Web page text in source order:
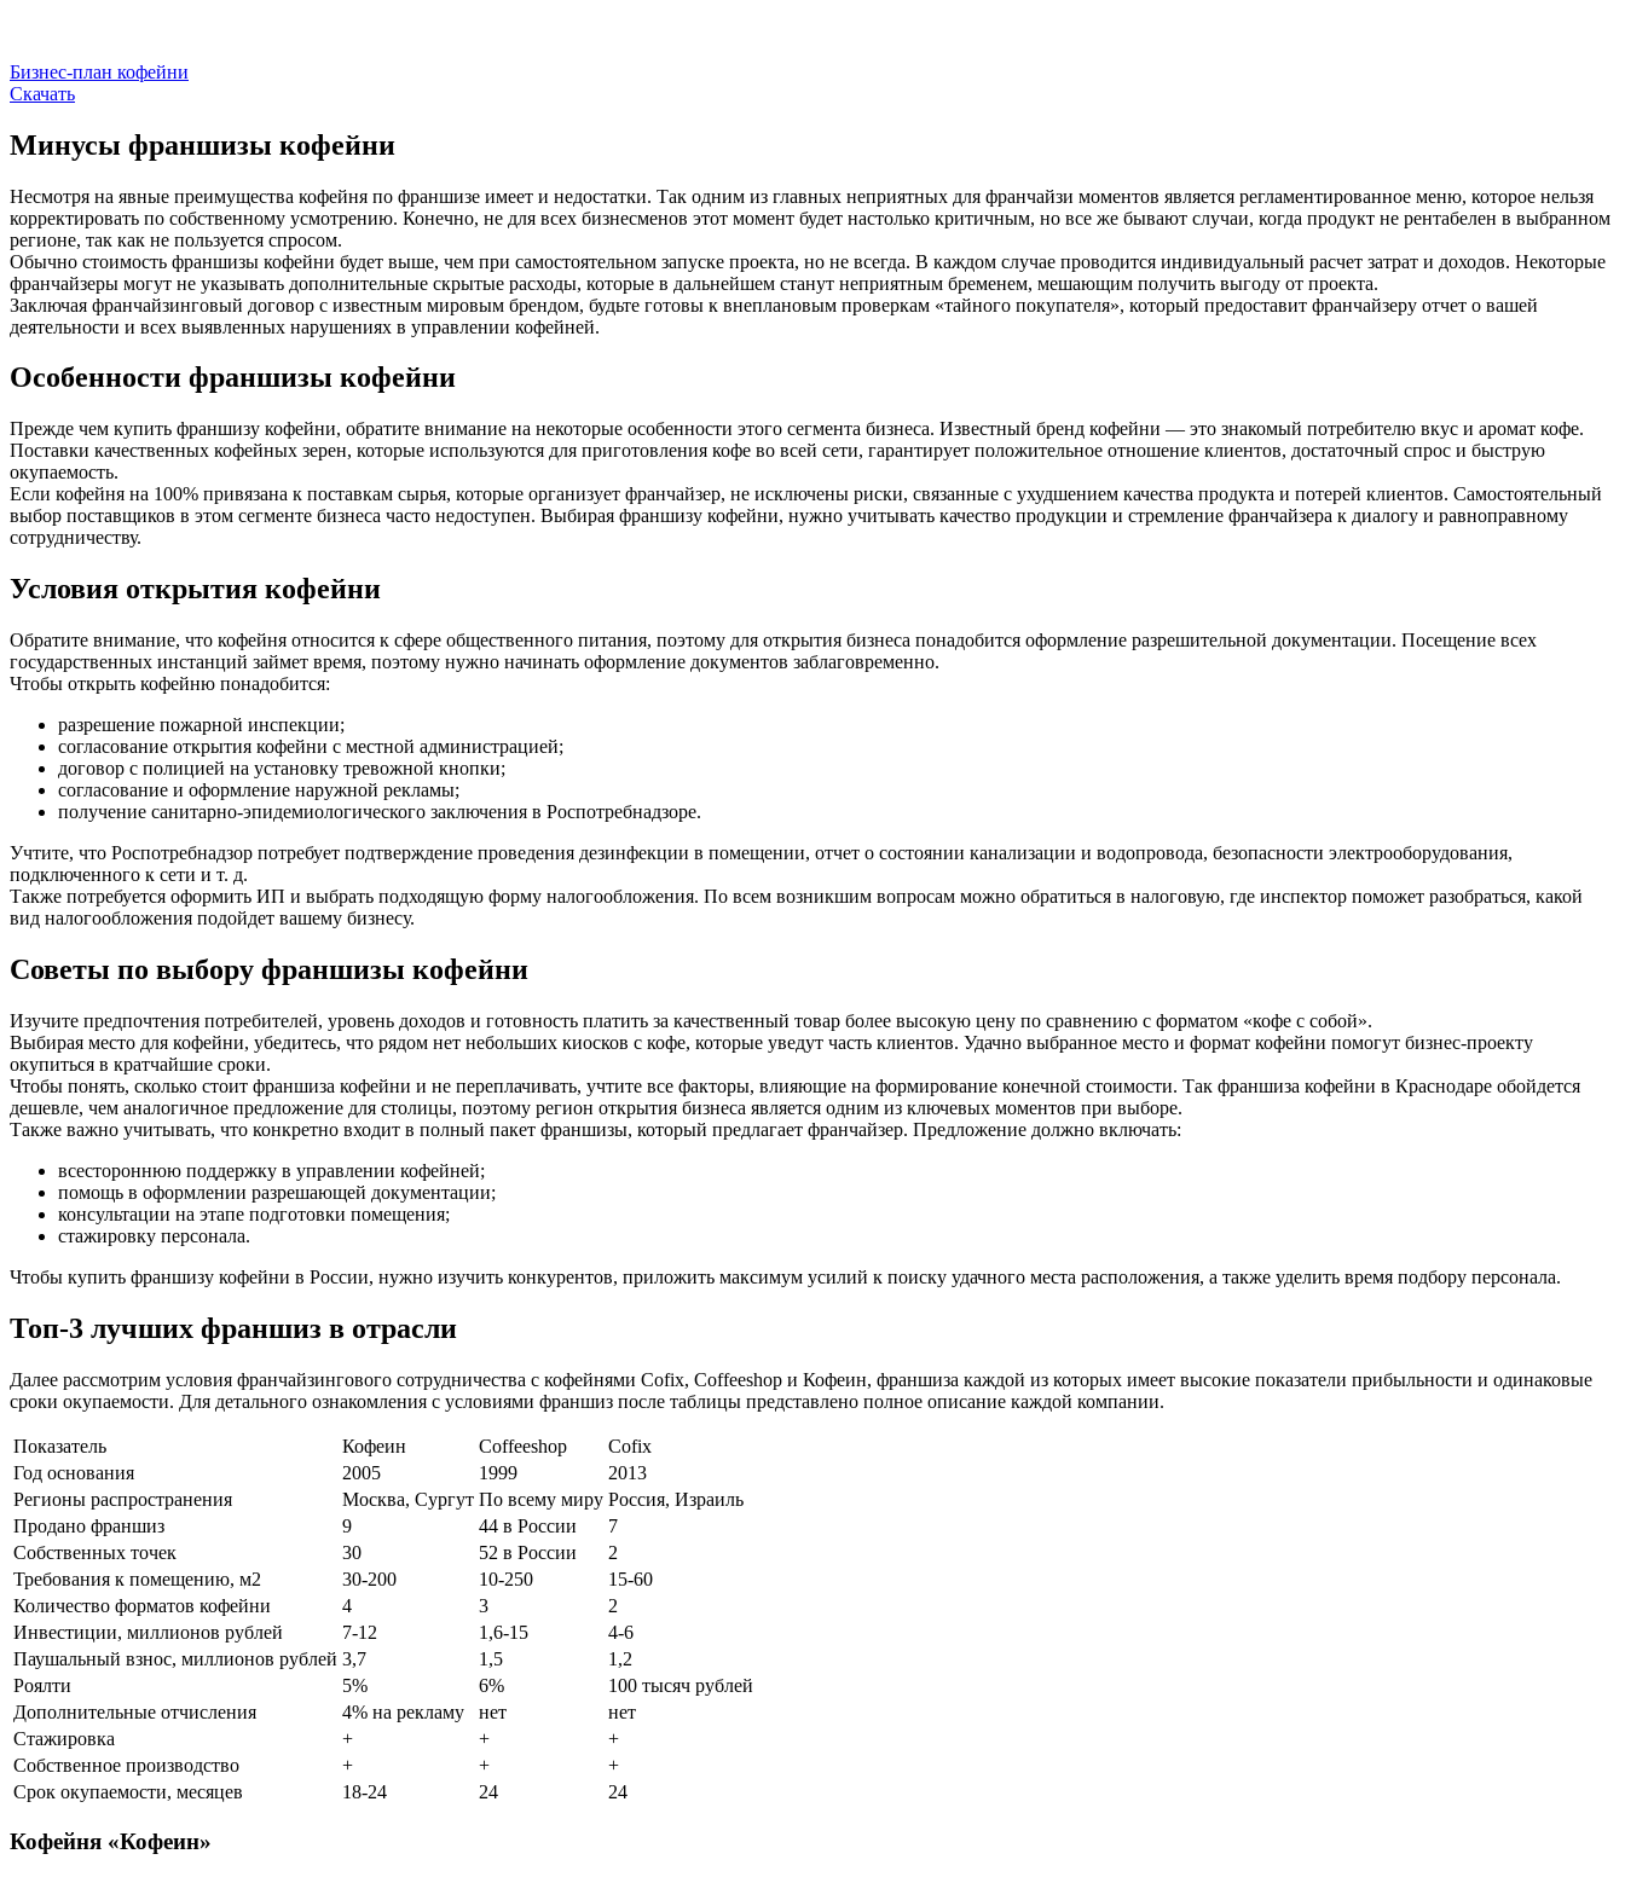
Бизнес-план кофейни
Скачать
Минусы франшизы кофейни
Несмотря на явные преимущества кофейня по франшизе имеет и недостатки. Так одним из главных неприятных для франчайзи моментов является регламентированное меню, которое нельзя
корректировать по собственному усмотрению. Конечно, не для всех бизнесменов этот момент будет настолько критичным, но все же бывают случаи, когда продукт не рентабелен в выбранном
регионе, так как не пользуется спросом.
Обычно стоимость франшизы кофейни будет выше, чем при самостоятельном запуске проекта, но не всегда. В каждом случае проводится индивидуальный расчет затрат и доходов. Некоторые
франчайзеры могут не указывать дополнительные скрытые расходы, которые в дальнейшем станут неприятным бременем, мешающим получить выгоду от проекта.
Заключая франчайзинговый договор с известным мировым брендом, будьте готовы к внеплановым проверкам «тайного покупателя», который предоставит франчайзеру отчет о вашей
деятельности и всех выявленных нарушениях в управлении кофейней.
Особенности франшизы кофейни
Прежде чем купить франшизу кофейни, обратите внимание на некоторые особенности этого сегмента бизнеса. Известный бренд кофейни — это знакомый потребителю вкус и аромат кофе.
Поставки качественных кофейных зерен, которые используются для приготовления кофе во всей сети, гарантирует положительное отношение клиентов, достаточный спрос и быструю
окупаемость.
Если кофейня на 100% привязана к поставкам сырья, которые организует франчайзер, не исключены риски, связанные с ухудшением качества продукта и потерей клиентов. Самостоятельный
выбор поставщиков в этом сегменте бизнеса часто недоступен. Выбирая франшизу кофейни, нужно учитывать качество продукции и стремление франчайзера к диалогу и равноправному
сотрудничеству.
Условия открытия кофейни
Обратите внимание, что кофейня относится к сфере общественного питания, поэтому для открытия бизнеса понадобится оформление разрешительной документации. Посещение всех
государственных инстанций займет время, поэтому нужно начинать оформление документов заблаговременно.
Чтобы открыть кофейню понадобится:
разрешение пожарной инспекции;
согласование открытия кофейни с местной администрацией;
договор с полицией на установку тревожной кнопки;
согласование и оформление наружной рекламы;
получение санитарно-эпидемиологического заключения в Роспотребнадзоре.
Учтите, что Роспотребнадзор потребует подтверждение проведения дезинфекции в помещении, отчет о состоянии канализации и водопровода, безопасности электрооборудования,
подключенного к сети и т. д.
Также потребуется оформить ИП и выбрать подходящую форму налогообложения. По всем возникшим вопросам можно обратиться в налоговую, где инспектор поможет разобраться, какой
вид налогообложения подойдет вашему бизнесу.
Советы по выбору франшизы кофейни
Изучите предпочтения потребителей, уровень доходов и готовность платить за качественный товар более высокую цену по сравнению с форматом «кофе с собой».
Выбирая место для кофейни, убедитесь, что рядом нет небольших киосков с кофе, которые уведут часть клиентов. Удачно выбранное место и формат кофейни помогут бизнес-проекту
окупиться в кратчайшие сроки.
Чтобы понять, сколько стоит франшиза кофейни и не переплачивать, учтите все факторы, влияющие на формирование конечной стоимости. Так франшиза кофейни в Краснодаре обойдется
дешевле, чем аналогичное предложение для столицы, поэтому регион открытия бизнеса является одним из ключевых моментов при выборе.
Также важно учитывать, что конкретно входит в полный пакет франшизы, который предлагает франчайзер. Предложение должно включать:
всестороннюю поддержку в управлении кофейней;
помощь в оформлении разрешающей документации;
консультации на этапе подготовки помещения;
стажировку персонала.
Чтобы купить франшизу кофейни в России, нужно изучить конкурентов, приложить максимум усилий к поиску удачного места расположения, а также уделить время подбору персонала.
Топ-3 лучших франшиз в отрасли
Далее рассмотрим условия франчайзингового сотрудничества с кофейнями Cofix, Coffeeshop и Кофеин, франшиза каждой из которых имеет высокие показатели прибыльности и одинаковые
сроки окупаемости. Для детального ознакомления с условиями франшиз после таблицы представлено полное описание каждой компании.
Показатель Кофеин Coffeeshop
Cofix
Год основания
2005 1999
2013
Регионы распространения
Москва, Сургут По всему миру Россия, Израиль
Продано франшиз
9 44 в России
7
Собственных точек
30 52 в России
2
Требования к помещению, м2
30-200 10-250
15-60
Количество форматов кофейни
4 3
2
Инвестиции, миллионов рублей
7-12 1,6-15
4-6
Паушальный взнос, миллионов рублей 3,7 1,5
1,2
Роялти
5% 6%
100 тысяч рублей
Дополнительные отчисления
4% на рекламу нет
нет
Стажировка
+ +
+
Собственное производство
+ +
+
Срок окупаемости, месяцев
18-24 24 24
Кофейня «Кофеин»